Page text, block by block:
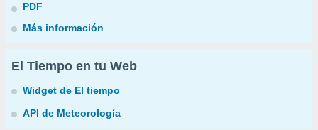
PDF
Más información
El Tiempo en tu Web
Widget de El tiempo
API de Meteorología